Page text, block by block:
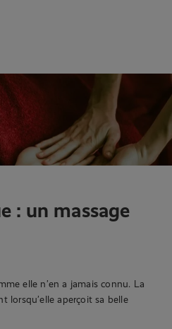
: un massage
elle n’en a jamais connu. La
lorsqu’elle aperçoit sa belle